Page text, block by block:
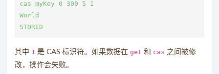
cas myKey 0 300 5 1
World
其中 1 是 CAS 标识符。如果数据在 get 和 cas 之间被修
改，操作会失败。